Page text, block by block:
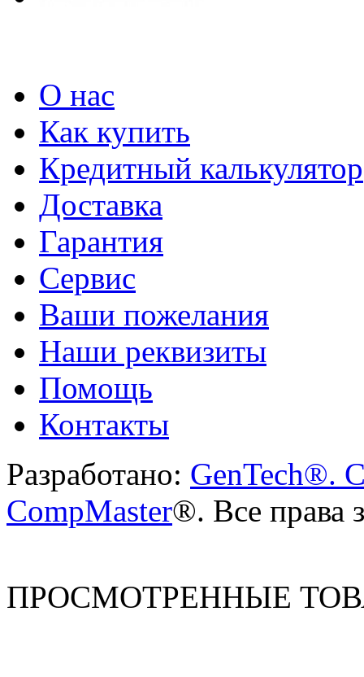
О нас
Как купить
Кредитный калькулятор
Доставка
Гарантия
Сервис
Ваши пожелания
Наши реквизиты
Помощь
Контакты
Разработано: GenTech®.
CompMaster®. Все права
ПРОСМОТРЕННЫЕ